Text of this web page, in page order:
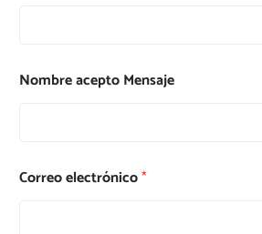
Nombre acepto Mensaje
Correo electrónico*